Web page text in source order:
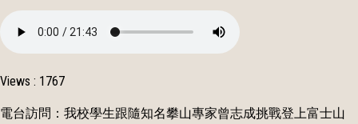
Views : 1767
電台訪問：我校學生跟隨知名攀山專家曾志成挑戰登上富士山